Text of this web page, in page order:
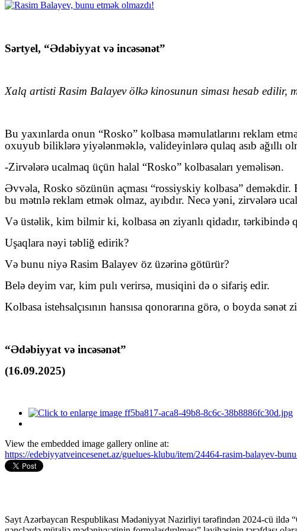
Sərtyel, “Ədəbiyyat və incəsənət”
Xalq artisti Rasim Balayev ölkə kinosunun siması hesab edilir,
Bu yaxınlarda onun “Rosko” kolbasa məmulatlarını reklam
oxuyub biliklərə yiyələnməklə, valideyinlərə qulaq asıb ağıllı
-Zirvələrə ucalmaq üçün halal “Rosko” kolbasaları yeməlisən.
Əvvəla, Rosko sözünün açması “rossiyskiy kolbasa”
bu mətnlə reklam etmək olmaz, ayıbdır. Necə yəni, zirvələrə
Və üstəlik, kim bilmir ki, kolbasa ən ziyanlı qidadır, tərkibində
Uşaqlara nəyi təbliğ edirik?
Və bunu niyə Rasim Balayev öz üzərinə götürür?
Belə deyim var, kim pulı verirsə, musiqini də o sifariş edir.
Kolbasa istehsalçısının hansısa qonorarına görə, o boyda
“Ədəbiyyat və incəsənət”
(16.09.2025)
View the embedded image gallery online at:
https://edebiyyatveincesenet.az/guelues-klubu/item/24464-rasim-balayev-
Sayt Azərbaycan Respublikası Mədəniyyət Nazirliyi tərəfindən 2024-cü ildə